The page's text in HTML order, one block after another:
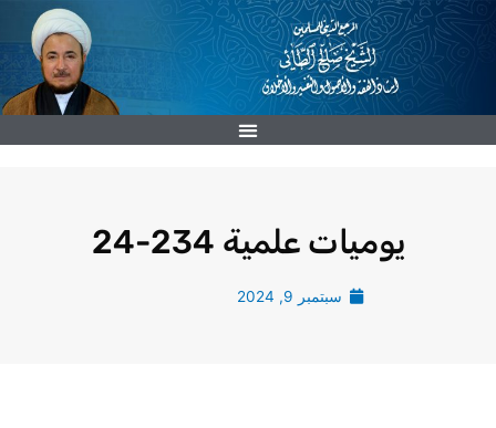
تخطي
يوميات علمية 234-24
سبتمبر 9, 2024